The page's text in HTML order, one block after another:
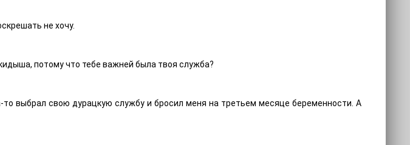
не хочу.
потому что тебе важней была твоя служба?
выбрал свою дурацкую службу и бросил меня на третьем месяце беременности. А